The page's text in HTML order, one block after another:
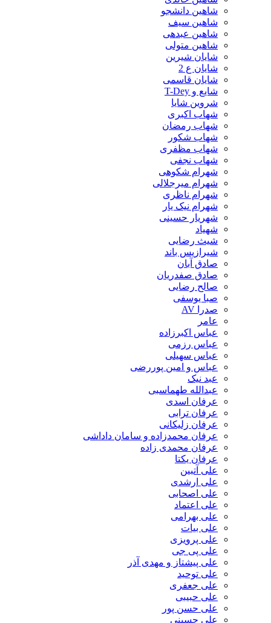
شاهین دانشجو
شاهین سیف
شاهین عبدهی
شاهین متولی
شایان شیرین
شایان ع 2
شایان قاسمی
شایع و T-Dey
شروین شایا
شهاب اکبری
شهاب رمضان
شهاب شکور
شهاب مظفری
شهاب نجفی
شهرام شکوهی
شهرام میرجلالی
شهرام ناظری
شهرام نیک یار
شهریار حسینی
شهیاد
شیث رضایی
شیرازیس باند
صادق آبان
صادق صفدریان
صالح رضایی
صبا یوسفی
صدرا AV
عامر
عباس اکبرزاده
عباس رزمی
عباس سهیلی
عباس و امین پوررضی
عبد نیک
عبدالله طهماسبی‎
عرفان اسدی
عرفان ترابی
عرفان زلیکانی
عرفان محمدزاده و سامان داداشی
عرفان محمدی زاده
عرفان یکتا
علی آتبین
علی ارشدی
علی اصحابی
علی اعتماد
علی بهرامی
علی بیات
علی پرویزی
علی پی جی
علی پیشتاز و مهدی آذر
علی توحید
علی جعفری
علی حبیبی
علی حسن پور
علی حسینی